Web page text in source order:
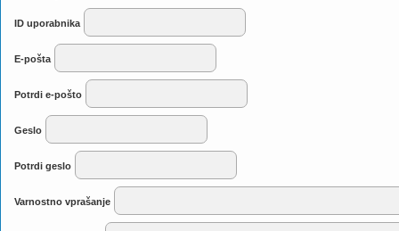
ID uporabnika
E-pošta
Potrdi e-pošto
Geslo
Potrdi geslo
Varnostno vprašanje